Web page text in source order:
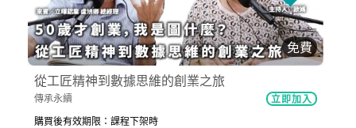
免費
從工匠精神到數據思維的創業之旅
傳承永續 立即加入
購買後有效期限：課程下架時